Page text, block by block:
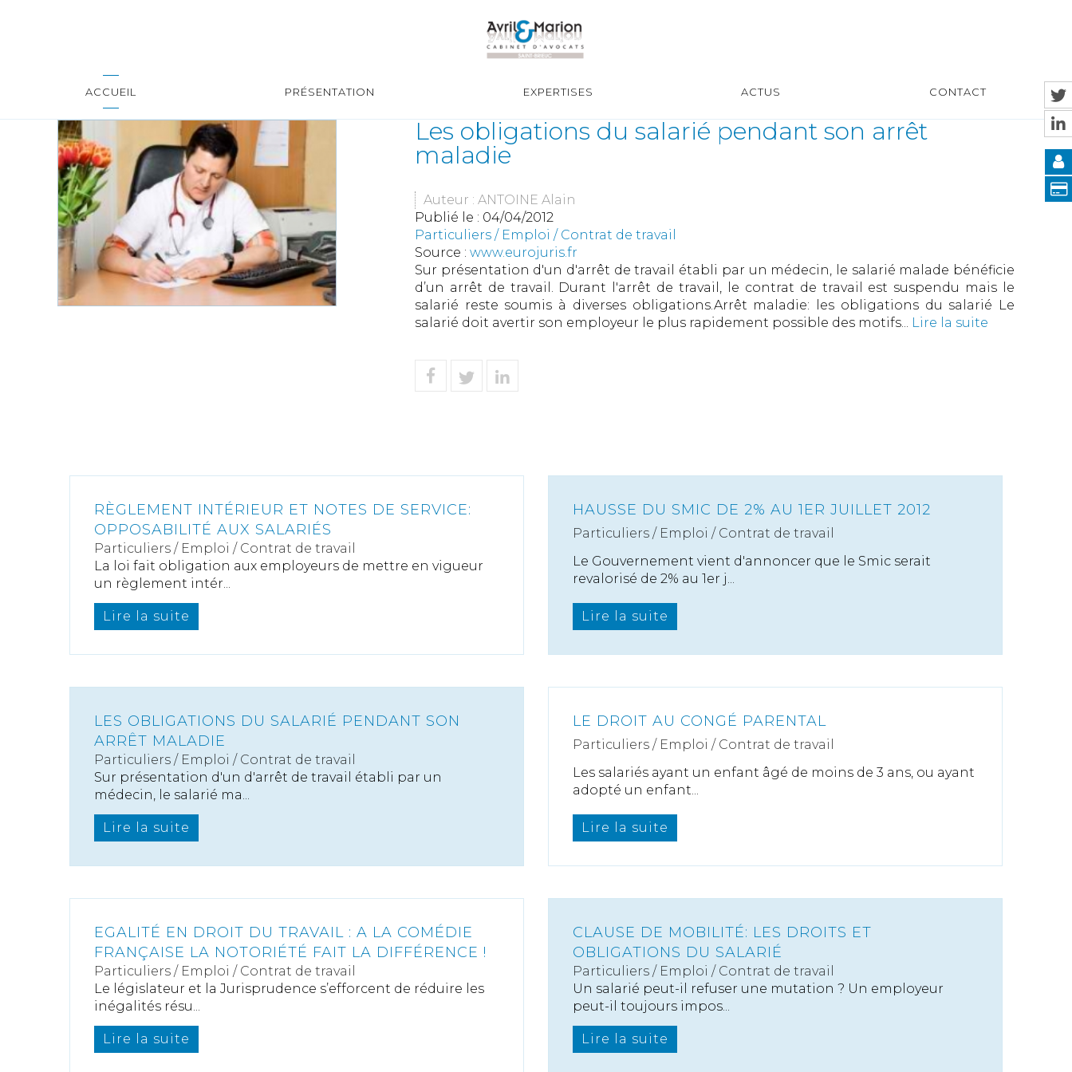
ACCUEIL PRÉSENTATION EXPERTISES ACTUS CONTACT
Les obligations du salarié pendant son arrêt
maladie
Auteur : ANTOINE Alain
Publié le : 04/04/2012
Particuliers / Emploi / Contrat de travail
Source : www.eurojuris.fr
Sur présentation d'un d'arrêt de travail établi par un médecin, le salarié malade bénéficie
d’un arrêt de travail. Durant l'arrêt de travail, le contrat de travail est suspendu mais le
salarié reste soumis à diverses obligations.Arrêt maladie: les obligations du salarié Le
salarié doit avertir son employeur le plus rapidement possible des motifs... Lire la suite
RÈGLEMENT INTÉRIEUR ET NOTES DE SERVICE:
OPPOSABILITÉ AUX SALARIÉS
Particuliers / Emploi / Contrat de travail
La loi fait obligation aux employeurs de mettre en vigueur
un règlement intér...
Lire la suite
HAUSSE DU SMIC DE 2% AU 1ER JUILLET 2012
Particuliers / Emploi / Contrat de travail
Le Gouvernement vient d'annoncer que le Smic serait
revalorisé de 2% au 1er j...
Lire la suite
LES OBLIGATIONS DU SALARIÉ PENDANT SON
ARRÊT MALADIE
Particuliers / Emploi / Contrat de travail
Sur présentation d'un d'arrêt de travail établi par un
médecin, le salarié ma...
Lire la suite
LE DROIT AU CONGÉ PARENTAL
Particuliers / Emploi / Contrat de travail
Les salariés ayant un enfant âgé de moins de 3 ans, ou ayant
adopté un enfant...
Lire la suite
EGALITÉ EN DROIT DU TRAVAIL : A LA COMÉDIE
FRANÇAISE LA NOTORIÉTÉ FAIT LA DIFFÉRENCE !
Particuliers / Emploi / Contrat de travail
Le législateur et la Jurisprudence s’efforcent de réduire les
inégalités résu...
Lire la suite
CLAUSE DE MOBILITÉ: LES DROITS ET
OBLIGATIONS DU SALARIÉ
Particuliers / Emploi / Contrat de travail
Un salarié peut-il refuser une mutation ? Un employeur
peut-il toujours impos...
Lire la suite